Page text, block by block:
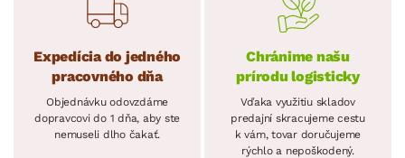
Expedícia do jedného
pracovného dňa
Objednávku odovzdáme
dopravcovi do 1 dňa, aby ste
nemuseli dlho čakať.
Chránime našu
prírodu logisticky
Vďaka využitiu skladov
predajní skracujeme cestu
k vám, tovar doručujeme
rýchlo a nepoškodený.